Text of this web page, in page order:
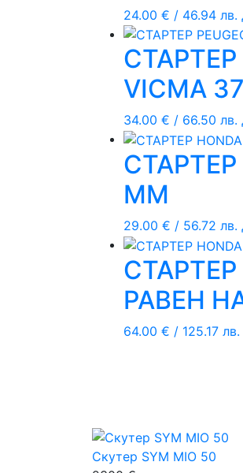
24.00 € / 46.94 лв.
СТАРТЕР
VICMA
34.00 € / 66.50 лв.
СТАРТЕР
ММ
29.00 € / 56.72 лв.
РАВЕН
64.00 € / 125.17 лв.
Скутер SYM MIO 50